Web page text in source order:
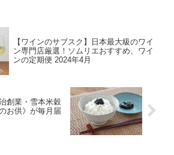
【ワインのサブスク】日本最大級のワイ
ン専門店厳選！ソムリエおすすめ、ワイ
ンの定期便 2024年4月
創業・雪本米穀
お供》が毎月届